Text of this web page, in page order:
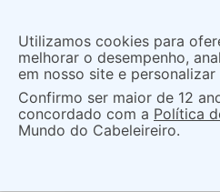
As ofertas e opções
acordo com a
O que você procura?
Maquiagem Face
Utilizamos cookies para
melhorar o desempenho,
em nosso site e
Confirmo ser maior de 12
concordado com a Política
Mundo do Cabeleireiro.